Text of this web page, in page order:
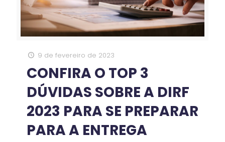
9 de fevereiro de 2023
CONFIRA O TOP 3
DÚVIDAS SOBRE A DIRF
2023 PARA SE PREPARAR
PARA A ENTREGA